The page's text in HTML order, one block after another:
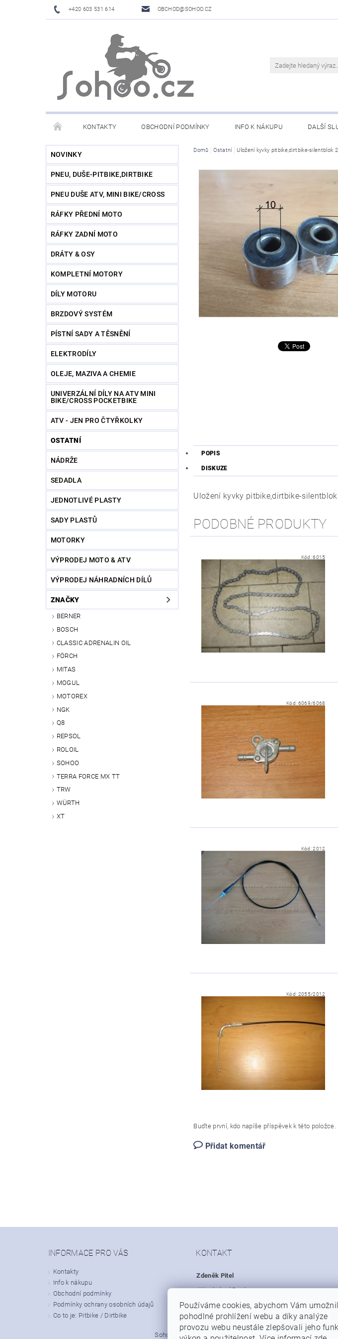
+420 603 531 614 OBCHOD@SOHOO.CZ
KONTAKTY OBCHODNÍ PODMÍNKY INFO K NÁKUPU DALŠÍ
NOVINKY
PNEU, DUŠE-PITBIKE,DIRTBIKE
PNEU DUŠE ATV, MINI BIKE/CROSS
RÁFKY PŘEDNÍ MOTO
RÁFKY ZADNÍ MOTO
DRÁTY & OSY
KOMPLETNÍ MOTORY
DÍLY MOTORU
BRZDOVÝ SYSTÉM
PÍSTNÍ SADY A TĚSNĚNÍ
ELEKTRODÍLY
OLEJE, MAZIVA A CHEMIE
UNIVERZÁLNÍ DÍLY NA ATV MINI
BIKE/CROSS POCKETBIKE
ATV - JEN PRO ČTYŘKOLKY
OSTATNÍ
NÁDRŽE
SEDADLA
JEDNOTLIVÉ PLASTY
SADY PLASTŮ
MOTORKY
VÝPRODEJ MOTO & ATV
VÝPRODEJ NÁHRADNÍCH DÍLŮ
ZNAČKY
BERNER
BOSCH
CLASSIC ADRENALIN OIL
FÖRCH
MITAS
MOGUL
MOTOREX
NGK
Q8
REPSOL
ROLOIL
SOHOO
TERRA FORCE MX TT
TRW
WÜRTH
XT
Domů Ostatní Uložení kyvky pitbike,dirtbike-silentblok
POPIS
DISKUZE
Uložení kyvky pitbike,dirtbike-
PODOBNÉ PRODUKTY
Kód:6015
Kód: 6069/6068
Kód:2012
Kód: 2055/2012
Buďte první, kdo napíše příspěvek k této položce.
Přidat komentář
INFORMACE PRO VÁS
Kontakty
Info k nákupu
Obchodní podmínky
Podmínky ochrany osobních údajů
Co to je: Pitbike / Dirtbike
KONTAKT
Zdeněk Pitel
obchod@sohoo.cz
+420 603 531 614
Sohoo.cz | Dirt-bike.cz | Autoservis a pneuservis Auto-Pitel.cz
Používáme cookies, abychom Vám
pohodlné prohlížení webu a díky analýze
provozu webu neustále zlepšovali jeho